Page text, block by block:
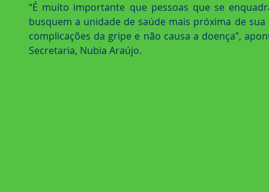
“É muito importante que pessoas que se
busquem a unidade de saúde mais próxima de
complicações da gripe e não causa a doença”,
Secretaria, Nubia Araújo.